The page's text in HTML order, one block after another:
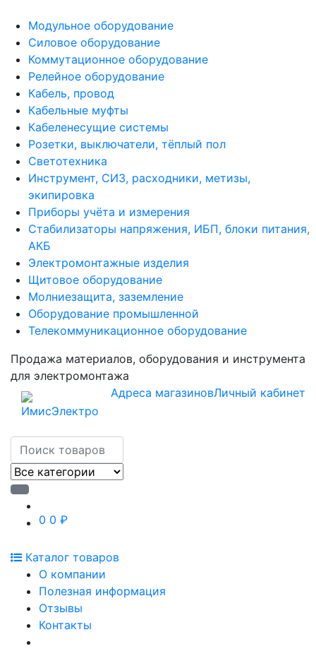
Модульное оборудование
Силовое оборудование
Коммутационное оборудование
Релейное оборудование
Кабель, провод
Кабельные муфты
Кабеленесущие системы
Розетки, выключатели, тёплый пол
Светотехника
Инструмент, СИЗ, расходники, метизы,
экипировка
Приборы учёта и измерения
Стабилизаторы напряжения, ИБП, блоки питания,
АКБ
Электромонтажные изделия
Щитовое оборудование
Молниезащита, заземление
Оборудование промышленной
Телекоммуникационное оборудование
Продажа материалов, оборудования и инструмента
для электромонтажа
Адреса магазиновЛичный кабинет
0 0 ₽
Каталог товаров
О компании
Полезная информация
Отзывы
Контакты